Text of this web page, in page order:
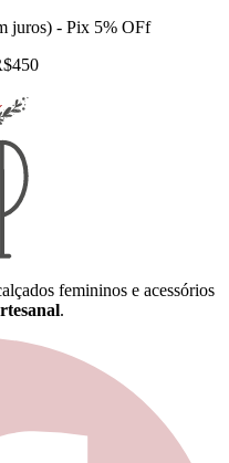
juros) - Pix 5% OFf
femininos e acessórios
.